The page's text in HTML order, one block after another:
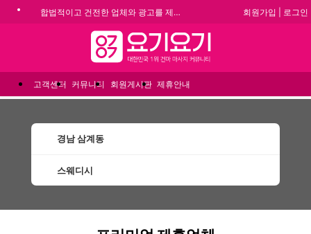
합법적이고 건전한 업체와 광고를 제휴합니다.
★요기요기 설 연휴 휴무 안내★
★ 요기요기 업체회원 안내사항 ★
불건전한 게시글은 삭제 및 회원탈퇴 됩니다.
회원가입 로그인
고객센터 커뮤니티 회원게시판 제휴안내
경남 삼계동
스웨디시